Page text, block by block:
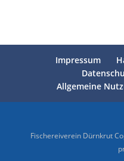
Impressum
Allgemeine
Fischereiverein Dürnkrut